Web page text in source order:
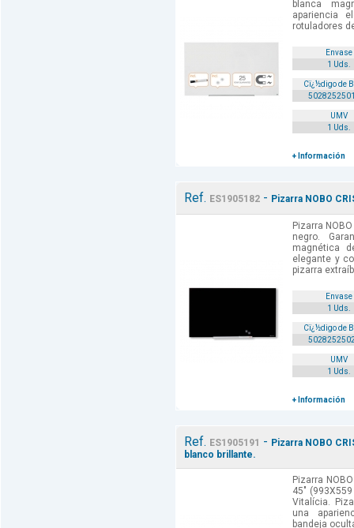
blanca
apariencia
rotuladores
Envase
1 Uds.
Cï¿½digo de
UMV
1 Uds.
+ Información
Ref. ES1905182 - Pizarra NOBO
Pizarra
negro.
magnética
elegante y
pizarra
Envase
1 Uds.
Cï¿½digo de
UMV
1 Uds.
+ Información
Ref. ES1905191 - Pizarra NOBO
blanco brillante.
Pizarra
45"
Vitalícia.
una
bandeja